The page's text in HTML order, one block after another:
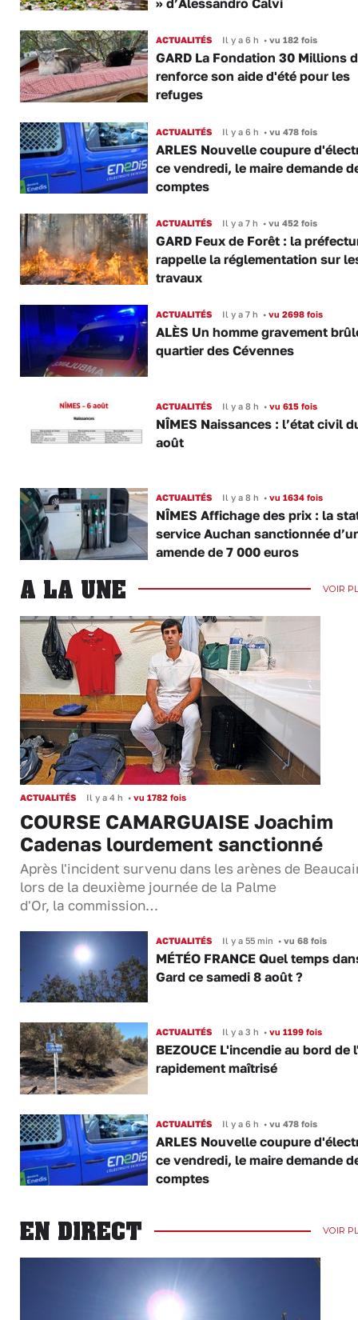
ACTUALITÉS Il y a 6 h •vu 182 fois
GARD La Fondation 30 Millions
renforce son aide d'été pour les
refuges
ACTUALITÉS Il y a 6 h •vu 478 fois
ARLES Nouvelle coupure
ce vendredi, le maire demande
comptes
ACTUALITÉS Il y a 7 h •vu 452 fois
GARD Feux de Forêt : la
rappelle la réglementation sur
travaux
ACTUALITÉS Il y a 7 h •vu 2698 fois
ALÈS Un homme gravement
quartier des Cévennes
ACTUALITÉS Il y a 8 h •vu 615 fois
NÎMES Naissances : l’état civil
août
ACTUALITÉS Il y a 8 h •vu 1634 fois
NÎMES Affichage des prix : la
service Auchan sanctionnée
amende de 7 000 euros
A LA UNE VOIR
ACTUALITÉS Il y a 4 h • vu 1782 fois
COURSE CAMARGUAISE Joachim
Cadenas lourdement sanctionné
Après l'incident survenu dans les arènes de
lors de la deuxième journée de la Palme
d'Or, la commission…
ACTUALITÉS Il y a 55 min •vu 68 fois
MÉTÉO FRANCE Quel temps
Gard ce samedi 8 août ?
ACTUALITÉS Il y a 3 h •vu 1199 fois
BEZOUCE L'incendie au bord de
rapidement maîtrisé
ACTUALITÉS Il y a 6 h •vu 478 fois
ARLES Nouvelle coupure
ce vendredi, le maire demande
comptes
EN DIRECT VOIR